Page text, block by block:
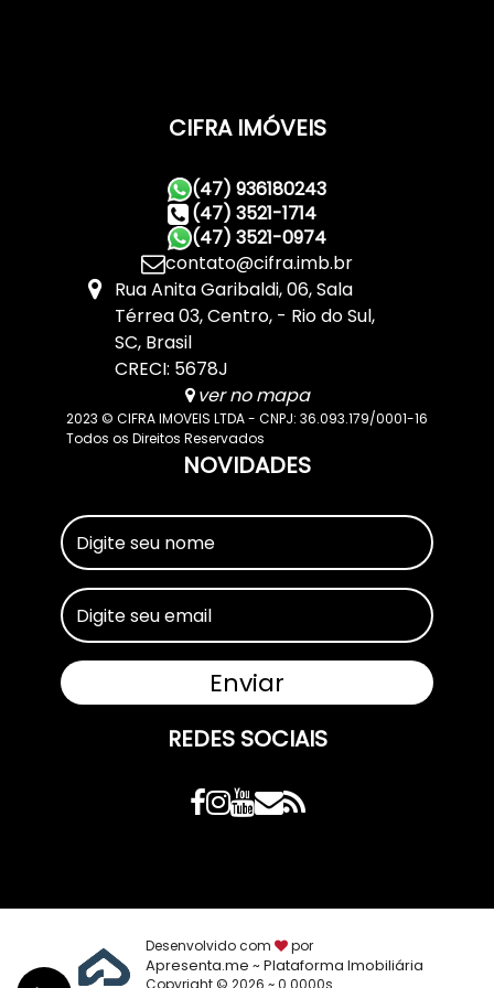
CIFRA IMÓVEIS
(47) 936180243
(47) 3521-1714
(47) 3521-0974
contato@cifra.imb.br
Rua Anita Garibaldi,06,Sala
Térrea 03,Centro, Rio do Sul,
SC, Brasil
CRECI: 5678J
ver no mapa
2023 © CIFRA IMOVEIS LTDA - CNPJ: 36.093.179/0001-16
Todos os Direitos Reservados
NOVIDADES
REDES SOCIAIS
Desenvolvido com por
Apresenta.me ~ Plataforma Imobiliária